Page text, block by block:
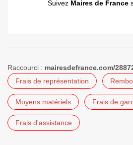
Suivez Maires de France
Raccourci : mairesdefrance.com/
Frais de représentation
Moyens matériels Frais de
Frais d'assistance